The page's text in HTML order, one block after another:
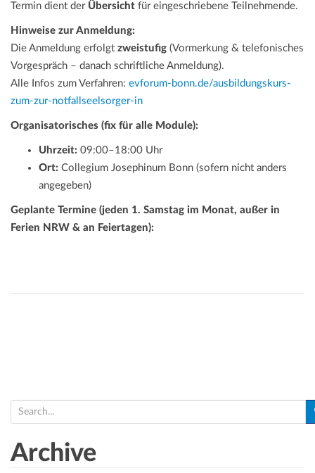
Termin dient der Übersicht für eingeschriebene Teilnehmende.
Hinweise zur Anmeldung:
Die Anmeldung erfolgt zweistufig (Vormerkung & telefonisches
Vorgespräch – danach schriftliche Anmeldung).
Alle Infos zum Verfahren: evforum-bonn.de/ausbildungskurs-
zum-zur-notfallseelsorger-in
Organisatorisches (fix für alle Module):
Uhrzeit: 09:00–18:00 Uhr
Ort: Collegium Josephinum Bonn (sofern nicht anders
angegeben)
Geplante Termine (jeden 1. Samstag im Monat, außer in
Ferien NRW & an Feiertagen):
e
rArchive